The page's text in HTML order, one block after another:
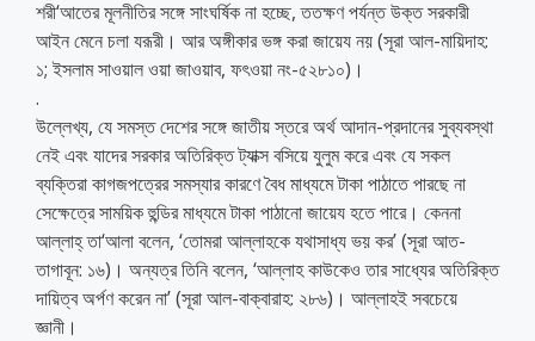
শরী‘আতের মূলনীতির সঙ্গে সাংঘর্ষিক না হচ্ছে, ততক্ষণ পর্যন্ত উক্ত সরকারী
আইন মেনে চলা যরূরী। আর অঙ্গীকার ভঙ্গ করা জায়েয নয় (সূরা আল-মায়িদাহ:
১; ইসলাম সাওয়াল ওয়া জাওয়াব, ফৎওয়া নং-৫২৮১০)।
.
উল্লেখ্য, যে সমস্ত দেশের সঙ্গে জাতীয় স্তরে অর্থ আদান-প্রদানের সুব্যবস্থা
নেই এবং যাদের সরকার অতিরিক্ত ট্যাক্স বসিয়ে যুলুম করে এবং যে সকল
ব্যক্তিরা কাগজপত্রের সমস্যার কারণে বৈধ মাধ্যমে টাকা পাঠাতে পারছে না
সেক্ষেত্রে সাময়িক হুন্ডির মাধ্যমে টাকা পাঠানো জায়েয হতে পারে। কেননা
আল্লাহ্ তা‘আলা বলেন, ‘তোমরা আল্লাহকে যথাসাধ্য ভয় কর’ (সূরা আত-
তাগাবূন: ১৬)। অন্যত্র তিনি বলেন, ‘আল্লাহ কাউকেও তার সাধ্যের অতিরিক্ত
দায়িত্ব অর্পণ করেন না’ (সূরা আল-বাক্বারাহ: ২৮৬)। আল্লাহই সবচেয়ে
জ্ঞানী।